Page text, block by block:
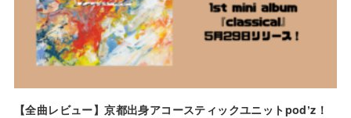
【全曲レビュー】京都出身アコースティックユニットpodʼz！